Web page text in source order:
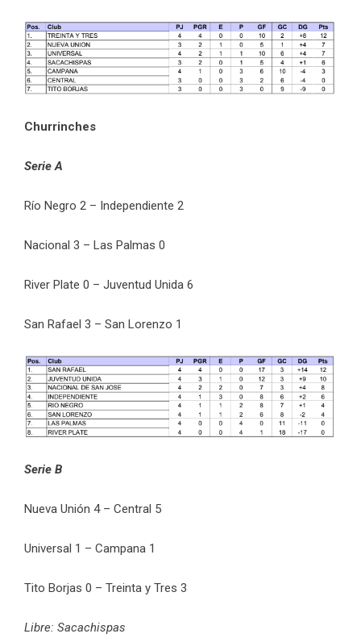
Churrinches
Serie A
Río Negro 2 – Independiente 2
Nacional 3 – Las Palmas 0
River Plate 0 – Juventud Unida 6
San Rafael 3 – San Lorenzo 1
Serie B
Nueva Unión 4 – Central 5
Universal 1 – Campana 1
Tito Borjas 0 – Treinta y Tres 3
Libre: Sacachispas